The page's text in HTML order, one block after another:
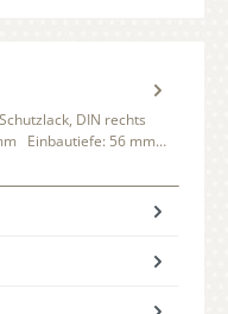
DIN rechts
Einbautiefe: 56 mm…